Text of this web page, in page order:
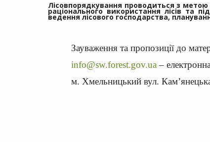
Лісовпорядкування проводиться з метою
раціонального використання лісів та
ведення лісового господарства,
Зауваження та пропозиції до
info@sw.forest.gov.ua–
м. Хмельницький вул.